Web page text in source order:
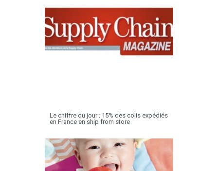
Le chiffre du jour : 15% des colis expédiés
en France en ship from store